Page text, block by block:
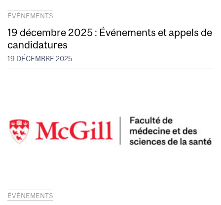
ÉVÉNEMENTS
19 décembre 2025 : Événements et appels de
candidatures
19 DÉCEMBRE 2025
ÉVÉNEMENTS